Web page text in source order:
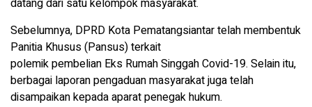
datang dari satu kelompok masyarakat.
Sebelumnya, DPRD Kota Pematangsiantar telah membentuk
Panitia Khusus (Pansus) terkait
polemik pembelian Eks Rumah Singgah Covid-19. Selain itu,
berbagai laporan pengaduan masyarakat juga telah
disampaikan kepada aparat penegak hukum.